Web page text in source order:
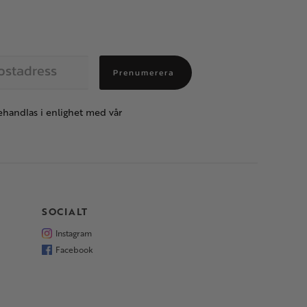
Prenumerera
i enlighet med vår
SOCIALT
Instagram
Facebook